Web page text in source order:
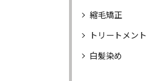
縮毛矯正
トリートメント
白髪染め